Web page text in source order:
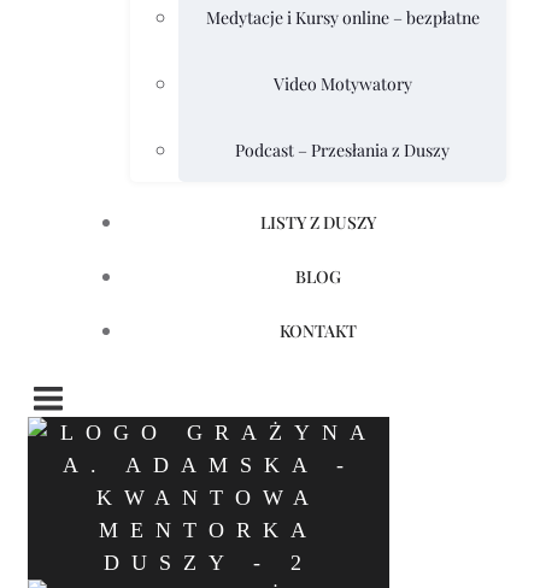
Medytacje i Kursy online – bezpłatne
Video Motywatory
Podcast – Przesłania z Duszy
LISTY Z DUSZY
BLOG
KONTAKT